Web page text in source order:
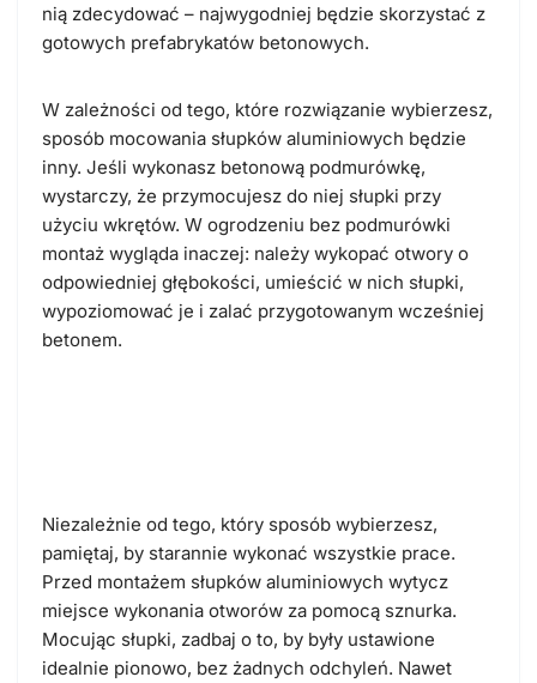
nią zdecydować – najwygodniej będzie skorzystać z
gotowych prefabrykatów betonowych.
W zależności od tego, które rozwiązanie wybierzesz,
sposób mocowania słupków aluminiowych będzie
inny. Jeśli wykonasz betonową podmurówkę,
wystarczy, że przymocujesz do niej słupki przy
użyciu wkrętów. W ogrodzeniu bez podmurówki
montaż wygląda inaczej: należy wykopać otwory o
odpowiedniej głębokości, umieścić w nich słupki,
wypoziomować je i zalać przygotowanym wcześniej
betonem.
Niezależnie od tego, który sposób wybierzesz,
pamiętaj, by starannie wykonać wszystkie prace.
Przed montażem słupków aluminiowych wytycz
miejsce wykonania otworów za pomocą sznurka.
Mocując słupki, zadbaj o to, by były ustawione
idealnie pionowo, bez żadnych odchyleń. Nawet